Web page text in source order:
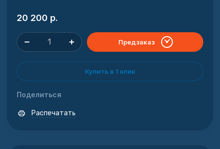
20 200 р.
Предзаказ
Купить в 1 клик
Поделиться
Распечатать